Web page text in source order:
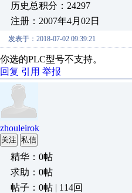
历史总积分：24297
注册：2007年4月02日
发表于：2018-07-02 09:39:21
你选的PLC型号不支持。
回复 引用 举报
zhouleirok
关注 私信
精华：0帖
求助：0帖
帖子：0帖 | 114回